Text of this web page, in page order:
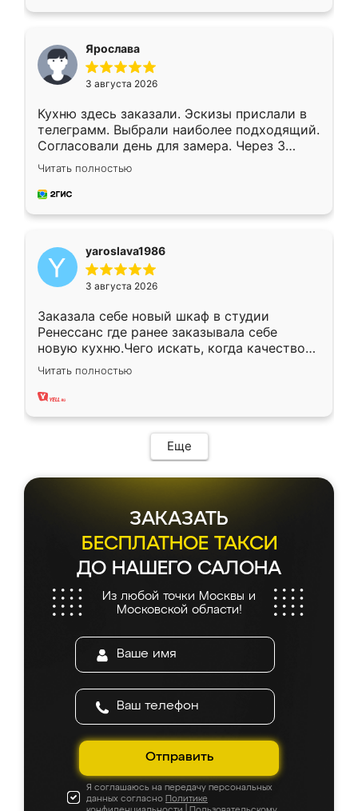
Ярослава
3 августа 2026
Кухню здесь заказали. Эскизы прислали в
телеграмм. Выбрали наиболее подходящий.
Согласовали день для замера. Через 3
недели кухня была уже готова. Остались
довольны работой. Спасибо Ренессанс
мебель за качественную работу!
Читать полностью
yaroslava1986
3 августа 2026
Заказала себе новый шкаф в студии
Ренессанс где ранее заказывала себе
новую кухню.Чего искать, когда качеством
вполне довольна. Служит кухня уже почти
два года, нареканий нет.
Читать полностью
Еще
ЗАКАЗАТЬ
БЕСПЛАТНОЕ ТАКСИ
ДО НАШЕГО САЛОНА
Из любой точки Москвы и
Московской области!
Отправить
Я соглашаюсь на передачу персональных
данных согласно Политике